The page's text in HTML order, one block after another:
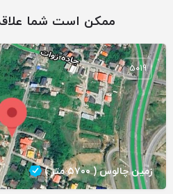
ممکن است شما
زمین چالوس ( ۵۷۰۰ متر )
5019